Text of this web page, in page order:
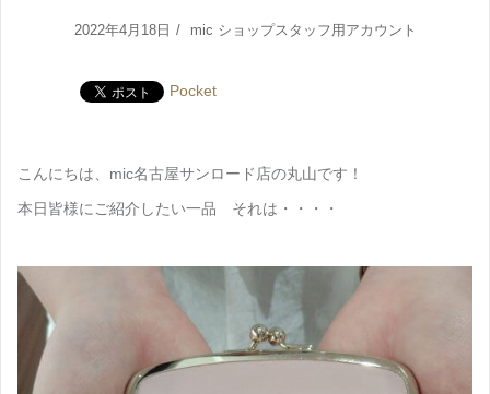
2022年4月18日 mic ショップスタッフ用アカウント
Pocket
こんにちは、mic名古屋サンロード店の丸山です！
本日皆様にご紹介したい一品 それは・・・・